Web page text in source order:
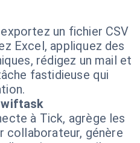
un fichier CSV
Excel, appliquez des
rédigez un mail et
fastidieuse qui
à Tick, agrège les
collaborateur, génère